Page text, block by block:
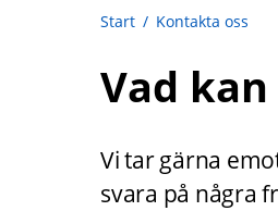
Start / Kontakta oss
Vad
Vi tar gärna
svara på några